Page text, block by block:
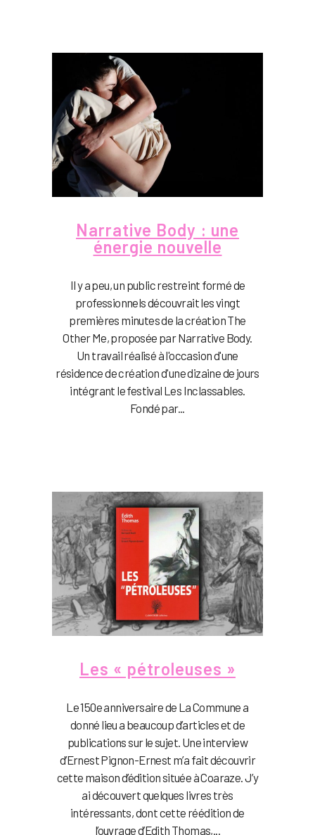
Narrative Body : une
énergie nouvelle
Il y a peu, un public restreint formé de
professionnels découvrait les vingt
premières minutes de la création The
Other Me, proposée par Narrative Body.
Un travail réalisé à l'occasion d'une
résidence de création d'une dizaine de jours
intégrant le festival Les Inclassables.
Fondé par...
Les « pétroleuses »
Le 150e anniversaire de La Commune a
donné lieu a beaucoup d’articles et de
publications sur le sujet. Une interview
d’Ernest Pignon-Ernest m’a fait découvrir
cette maison d’édition située à Coaraze. J’y
ai découvert quelques livres très
intéressants, dont cette réédition de
l’ouvrage d’Edith Thomas,...